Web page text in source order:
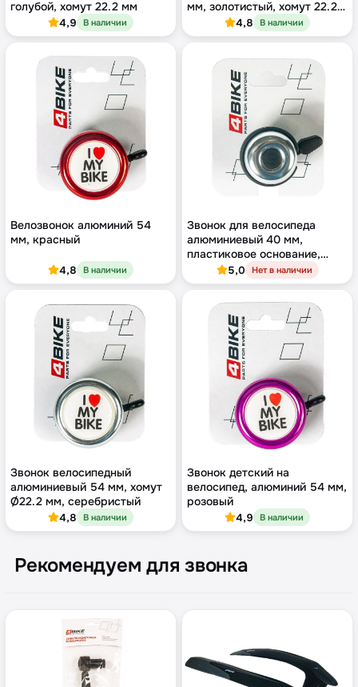
голубой, хомут 22.2 мм
4,9 В наличии
мм, золотистый, хомут 22.2
4,8 В наличии
Велозвонок алюминий 54
мм, красный
4,8 В наличии
Звонок для велосипеда
алюминиевый 40 мм,
пластиковое основание,
серебристый купол
5,0 Нет в наличии
Звонок велосипедный
алюминиевый 54 мм, хомут
Ø22.2 мм, серебристый
4,8 В наличии
Звонок детский на
велосипед, алюминий 54 мм,
розовый
4,9 В наличии
Рекомендуем для звонка